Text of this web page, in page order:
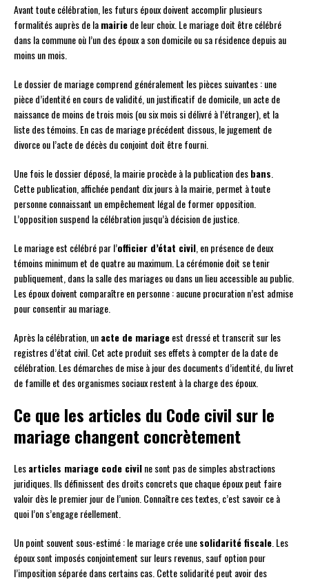
Avant toute célébration, les futurs époux doivent accomplir plusieurs
formalités auprès de lamairiede leur choix. Le mariage doit être célébré
dans la commune où l’un des époux a son domicile ou sa résidence depuis au
moins un mois.
Le dossier de mariage comprend généralement les pièces suivantes : une
pièce d’identité en cours de validité, un justificatif de domicile, un acte de
naissance de moins de trois mois (ou six mois si délivré à l’étranger), et la
liste des témoins. En cas de mariage précédent dissous, le jugement de
divorce ou l’acte de décès du conjoint doit être fourni.
Une fois le dossier déposé, la mairie procède à la publication desbans
Cette publication, affichée pendant dix jours à la mairie, permet à toute
personne connaissant un empêchement légal de former opposition.
L’opposition suspend la célébration jusqu’à décision de justice.
Le mariage est célébré par l’officier d’état civil , en présence de deux
témoins minimum et de quatre au maximum. La cérémonie doit se tenir
publiquement, dans la salle des mariages ou dans un lieu accessible au public.
Les époux doivent comparaître en personne : aucune procuration n’est admise
pour consentir au mariage.
Après la célébration, unacte de mariageest dressé et transcrit sur les
registres d’état civil. Cet acte produit ses effets à compter de la date de
célébration. Les démarches de mise à jour des documents d’identité, du livret
de famille et des organismes sociaux restent à la charge des époux.
Ce que les articles du Code civil sur le
mariage changent concrètement
Lesarticles mariage code civilne sont pas de simples abstractions
juridiques. Ils définissent des droits concrets que chaque époux peut faire
valoir dès le premier jour de l’union. Connaître ces textes, c’est savoir ce à
quoi l’on s’engage réellement.
Un point souvent sous-estimé : le mariage crée unesolidarité fiscale . Les
époux sont imposés conjointement sur leurs revenus, sauf option pour
l’imposition séparée dans certains cas. Cette solidarité peut avoir des